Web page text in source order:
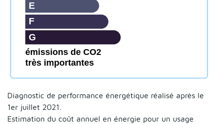
émissions de CO2
très importantes
G
F
E
Diagnostic de performance énergétique réalisé après le
1er juillet 2021.
Estimation du coût annuel en énergie pour un usage